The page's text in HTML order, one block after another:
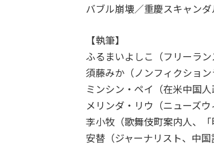
バブル崩壊／重慶スキャン
【執筆】
ふるまいよしこ（フリーラ
須藤みか（ノンフィクショ
ミンシン・ペイ（在米中国
メリンダ・リウ（ニューズウ
李小牧（歌舞伎町案内人、
安替（ジャーナリスト、中